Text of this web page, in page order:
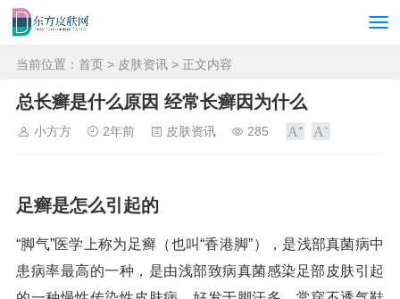
当前位置： 首页 > 皮肤资讯 > 正文内容
总长癣是什么原因 经常长癣因为什么
小方方 2年前 皮肤资讯 285
足癣是怎么引起的
“脚气”医学上称为足癣（也叫“香港脚”），是浅部真菌病中
患病率最高的一种，是由浅部致病真菌感染足部皮肤引起